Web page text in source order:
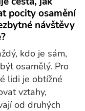
pocity osamění
návštěvy
kdo je sám,
osamělý. Pro
lidi je obtížné
vztahy,
od druhých